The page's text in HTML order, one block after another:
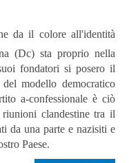
da il colore all'identità
(Dc) sta proprio nella
fondatori si posero il
modello democratico
a-confessionale è ciò
clandestine tra il
da una parte e nazisiti e
Paese.